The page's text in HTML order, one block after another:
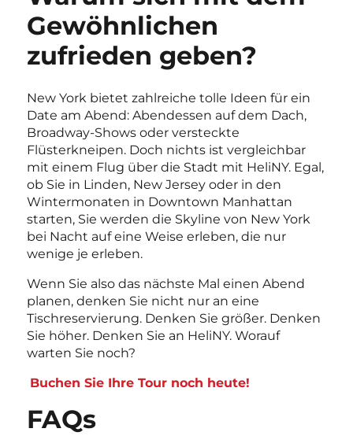
Gewöhnlichen
zufrieden geben?
New York bietet zahlreiche tolle Ideen für ein
Date am Abend: Abendessen auf dem Dach,
Broadway-Shows oder versteckte
Flüsterkneipen. Doch nichts ist vergleichbar
mit einem Flug über die Stadt mit HeliNY. Egal,
ob Sie in Linden, New Jersey oder in den
Wintermonaten in Downtown Manhattan
starten, Sie werden die Skyline von New York
bei Nacht auf eine Weise erleben, die nur
wenige je erleben.
Wenn Sie also das nächste Mal einen Abend
planen, denken Sie nicht nur an eine
Tischreservierung. Denken Sie größer. Denken
Sie höher. Denken Sie an HeliNY. Worauf
warten Sie noch?
Buchen Sie Ihre Tour noch heute!
FAQs